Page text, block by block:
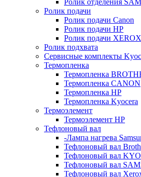
Ролик отделения
Ролик подачи
Ролик подачи Canon
Ролик подачи HP
Ролик подачи XEROX
Ролик подхвата
Сервисные комплекты
Термопленка
Термопленка
Термопленка CANON
Термопленка HP
Термопленка Kyocera
Термоэлемент
Термоэлемент НР
Тефлоновый вал
-Лампа нагрева
Тефлоновый вал
Тефлоновый вал
Тефлоновый вал
Тефлоновый вал